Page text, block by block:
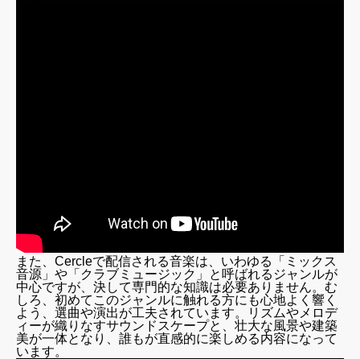
また、Cercleで配信される音楽は、いわゆる「ミックス
音源」や「クラブミュージック」と呼ばれるジャンルが
中心ですが、決して専門的な知識は必要ありません。む
しろ、初めてこのジャンルに触れる方にも心地よく響く
よう、選曲や演出が工夫されています。リズムやメロデ
ィーが織りなすサウンドスケープと、壮大な風景や建築
美が一体となり、誰もが直感的に楽しめる内容になって
います。